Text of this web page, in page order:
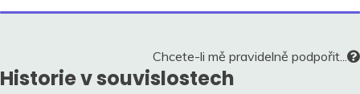
HISTORIE V
SOUVISLOSTECH
Chcete-li mě pravidelně podpořit...
Historie v souvislostech